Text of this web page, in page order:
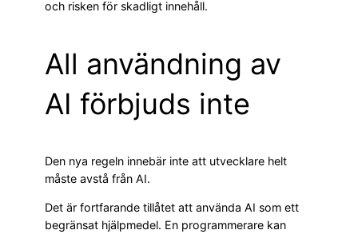
och risken för skadligt innehåll.
All användning av
AI förbjuds inte
Den nya regeln innebär inte att utvecklare helt
måste avstå från AI.
Det är fortfarande tillåtet att använda AI som ett
begränsat hjälpmedel. En programmerare kan